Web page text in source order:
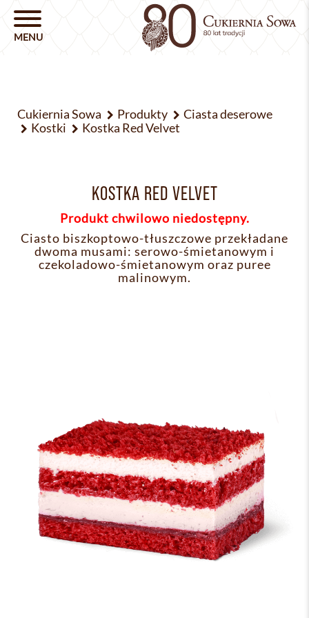
Cukiernia Sowa Produkty
Ciasta deserowe
Kostki
Kostka Red Velvet
KOSTKA RED VELVET
Produkt chwilowo niedostępny.
Ciasto biszkoptowo-tłuszczowe przekładane
dwoma musami: serowo-śmietanowym i
czekoladowo-śmietanowym oraz puree
malinowym.